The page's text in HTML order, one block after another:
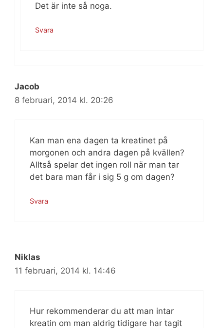
Det är inte så noga.
Svara
Jacob
8 februari, 2014 kl. 20:26
Kan man ena dagen ta kreatinet på
morgonen och andra dagen på kvällen?
Alltså spelar det ingen roll när man tar
det bara man får i sig 5 g om dagen?
Svara
Niklas
11 februari, 2014 kl. 14:46
Hur rekommenderar du att man intar
kreatin om man aldrig tidigare har tagit